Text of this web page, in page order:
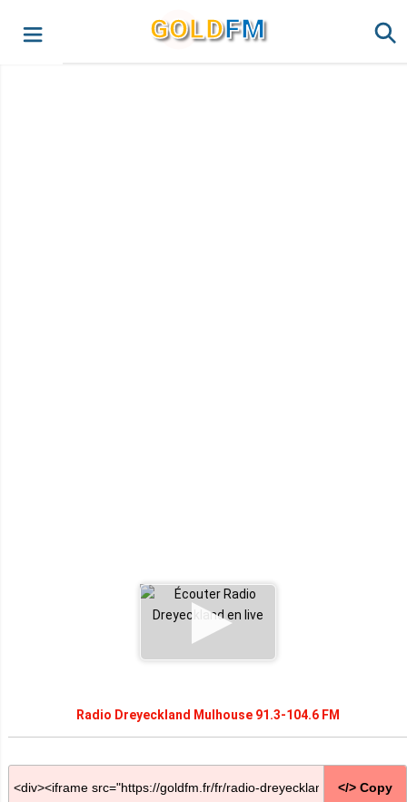
GOLDFM
Radio Dreyeckland Mulhouse 91.3-104.6 FM
</> Copy